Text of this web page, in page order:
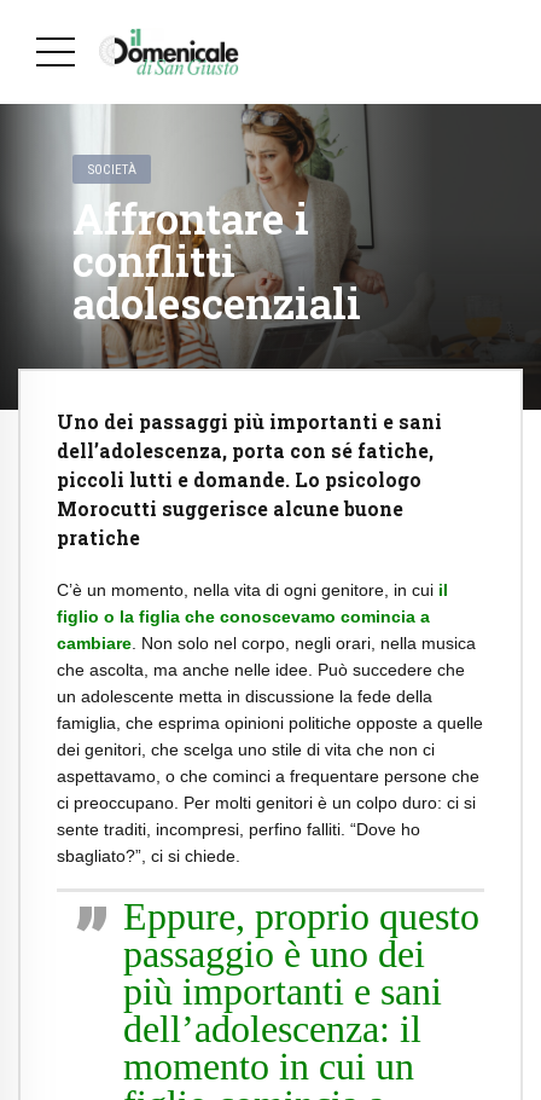
SOCIETÀ
Affrontare i
conflitti
adolescenziali
Uno dei passaggi più importanti e sani
dell’adolescenza, porta con sé fatiche,
piccoli lutti e domande. Lo psicologo
Morocutti suggerisce alcune buone
pratiche
C’è un momento, nella vita di ogni genitore, in cui il
figlio o la figlia che conoscevamo comincia a
cambiare . Non solo nel corpo, negli orari, nella musica
che ascolta, ma anche nelle idee. Può succedere che
un adolescente metta in discussione la fede della
famiglia, che esprima opinioni politiche opposte a quelle
dei genitori, che scelga uno stile di vita che non ci
aspettavamo, o che cominci a frequentare persone che
ci preoccupano. Per molti genitori è un colpo duro: ci si
sente traditi, incompresi, perfino falliti. “Dove ho
sbagliato?”, ci si chiede.
Eppure, proprio questo
passaggio è uno dei
più importanti e sani
dell’adolescenza: il
momento in cui un